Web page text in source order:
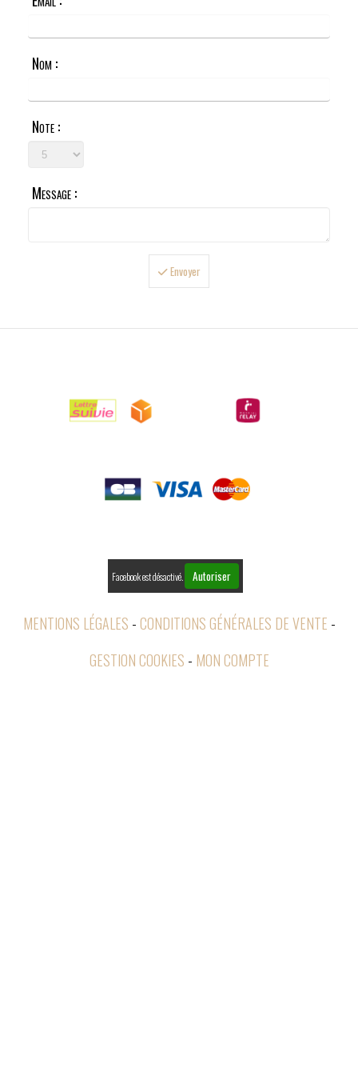
Nom :
Note :
Message :
Envoyer
Facebook est désactivé. Autoriser
MENTIONS LÉGALES CONDITIONS GÉNÉRALES DE VENTE
GESTION COOKIES
MON COMPTE